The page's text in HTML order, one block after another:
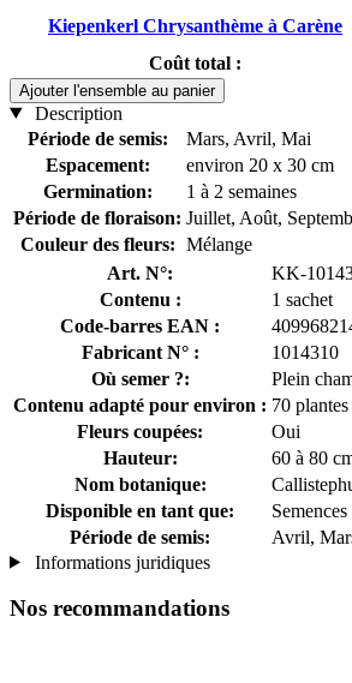
Kiepenkerl Chrysanthème à Carène
Coût total :
Ajouter l'ensemble au panier
Description
Période de semis:
Mars, Avril, Mai
Espacement:
environ 20 x 30 cm
Germination:
1 à 2 semaines
Période de floraison: Juillet, Août,
Couleur des fleurs: Mélange
Art. N°:
KK-
Contenu :
1 sachet
Code-barres EAN :
Fabricant N° :
1014310
Où semer ?:
Plein
Contenu adapté pour environ : 70 plantes
Fleurs coupées:
Oui
Hauteur:
60 à 80
Nom botanique:
Disponible en tant que:
Période de semis:
Avril,
Informations juridiques
Nos recommandations